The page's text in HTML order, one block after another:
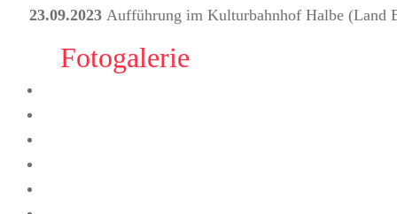
23.09.2023 Aufführung im Kulturbahnhof Halbe (Land
Fotogalerie